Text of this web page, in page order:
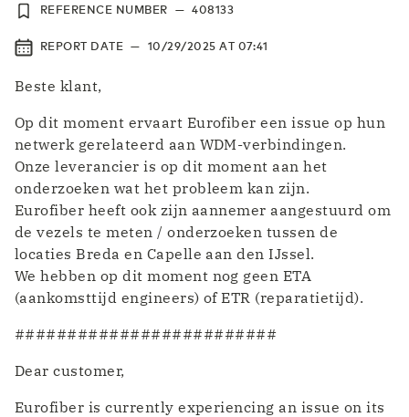
REFERENCE NUMBER — 408133
REPORT DATE — 10/29/2025 AT 07:41
Beste klant,
Op dit moment ervaart Eurofiber een issue op hun
netwerk gerelateerd aan WDM-verbindingen.
Onze leverancier is op dit moment aan het
onderzoeken wat het probleem kan zijn.
Eurofiber heeft ook zijn aannemer aangestuurd om
de vezels te meten / onderzoeken tussen de
locaties Breda en Capelle aan den IJssel.
We hebben op dit moment nog geen ETA
(aankomsttijd engineers) of ETR (reparatietijd).
#########################
Dear customer,
Eurofiber is currently experiencing an issue on its